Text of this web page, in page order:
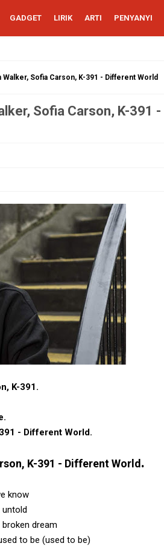
GADGET LIRIK ARTI PENYANYI
Walker, Sofia Carson, K-391 - Different World
Sofia Carson, K-391 -
K-391.
- Different World.
K-391 - Different World .
know
dream
to be (used to be)